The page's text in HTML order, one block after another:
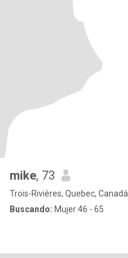
mike, 73
Trois-Rivières, Quebec, Canadá
Buscando: Mujer 46 - 65